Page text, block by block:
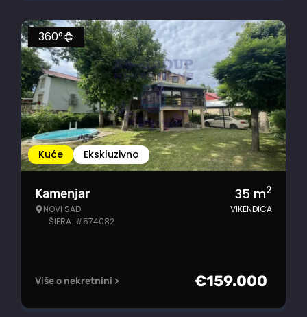
Kuće Ekskluzivno
360°
Kamenjar
NOVI SAD
ŠIFRA: #574082
35 m2
VIKENDICA
Više o nekretnini > €159.000